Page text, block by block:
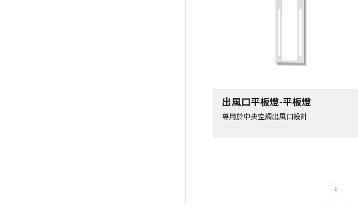
出風口平板燈-平板燈
專用於中央空調出風口設計